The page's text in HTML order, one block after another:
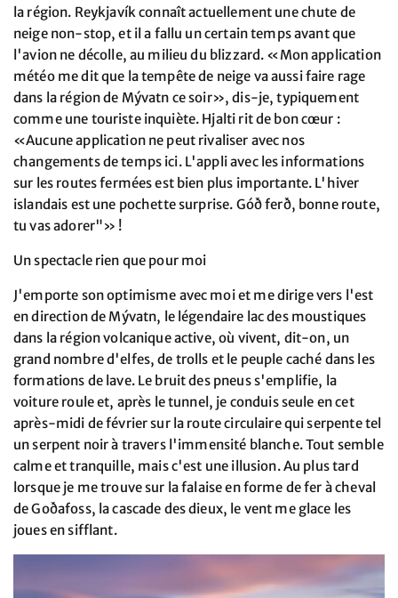
la région. Reykjavík connaît actuellement une chute de
neige non-stop, et il a fallu un certain temps avant que
l'avion ne décolle, au milieu du blizzard. «Mon application
météo me dit que la tempête de neige va aussi faire rage
dans la région de Mývatn ce soir», dis-je, typiquement
comme une touriste inquiète. Hjalti rit de bon cœur :
«Aucune application ne peut rivaliser avec nos
changements de temps ici. L'appli avec les informations
sur les routes fermées est bien plus importante. L'hiver
islandais est une pochette surprise. Góð ferð, bonne route,
tu vas adorer"» !
Un spectacle rien que pour moi
J'emporte son optimisme avec moi et me dirige vers l'est
en direction de Mývatn, le légendaire lac des moustiques
dans la région volcanique active, où vivent, dit-on, un
grand nombre d'elfes, de trolls et le peuple caché dans les
formations de lave. Le bruit des pneus s'emplifie, la
voiture roule et, après le tunnel, je conduis seule en cet
après-midi de février sur la route circulaire qui serpente tel
un serpent noir à travers l'immensité blanche. Tout semble
calme et tranquille, mais c'est une illusion. Au plus tard
lorsque je me trouve sur la falaise en forme de fer à cheval
de Goðafoss, la cascade des dieux, le vent me glace les
joues en sifflant.